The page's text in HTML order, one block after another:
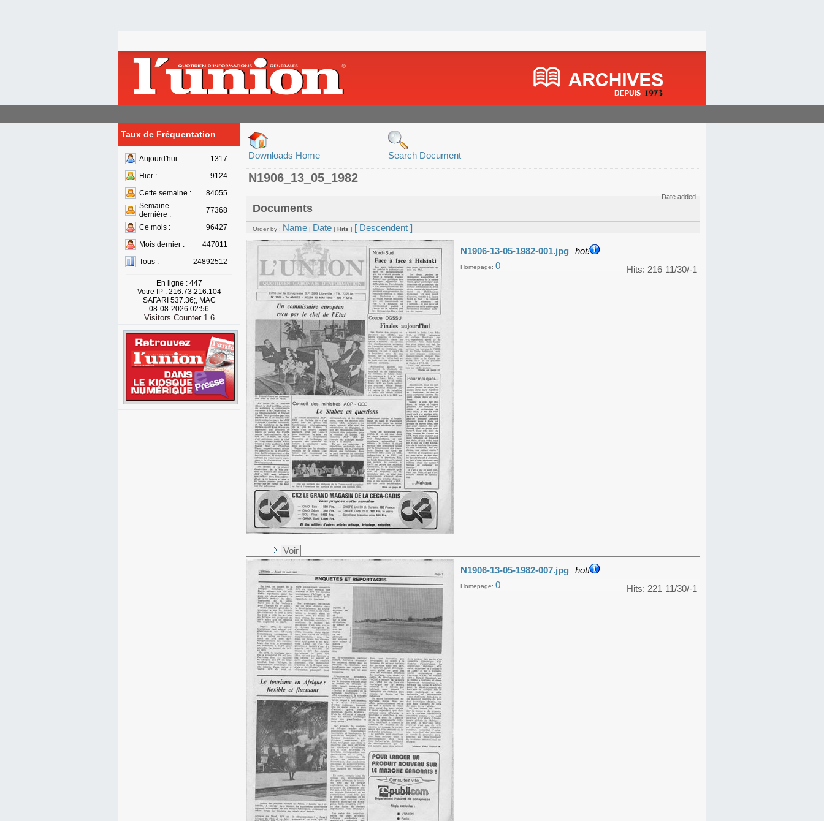
Taux de Fréquentation
Aujourd'hui :
1317
Hier :
9124
Cette semaine :
84055
Semaine
dernière :
77368
Ce mois :
96427
Mois dernier :
447011
Tous :
24892512
En ligne : 447
Votre IP : 216.73.216.104
SAFARI 537.36;, MAC
08-08-2026 02:56
Visitors Counter 1.6
Downloads Home Search Document
N1906_13_05_1982
Documents
Date added
Order by : Name | Date | Hits | [ Descendent ]
N1906-13-05-1982-001.jpg hot!
11/30/-1
Hits: 216
Homepage: 0
Voir
N1906-13-05-1982-007.jpg hot!
11/30/-1
Hits: 221
Homepage: 0